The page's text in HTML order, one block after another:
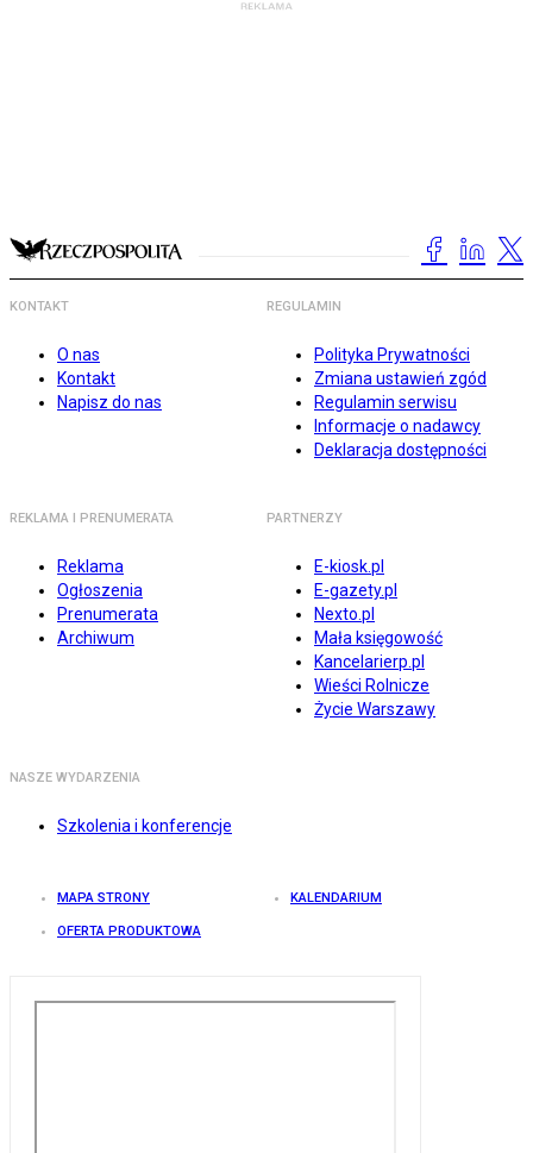
KONTAKT
O nas
Kontakt
Napisz do nas
REGULAMIN
Polityka Prywatności
Zmiana ustawień zgód
Regulamin serwisu
Informacje o nadawcy
Deklaracja dostępności
REKLAMA I PRENUMERATA
Reklama
Ogłoszenia
Prenumerata
Archiwum
PARTNERZY
E-kiosk.pl
E-gazety.pl
Nexto.pl
Mała księgowość
Kancelarierp.pl
Wieści Rolnicze
Życie Warszawy
NASZE WYDARZENIA
Szkolenia i konferencje
MAPA STRONY KALENDARIUM
OFERTA PRODUKTOWA